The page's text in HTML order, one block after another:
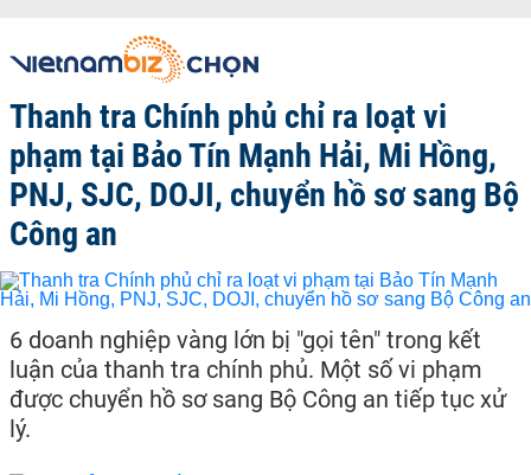
Thanh tra Chính phủ chỉ ra loạt vi
phạm tại Bảo Tín Mạnh Hải, Mi Hồng,
PNJ, SJC, DOJI, chuyển hồ sơ sang Bộ
Công an
6 doanh nghiệp vàng lớn bị "gọi tên" trong kết
luận của thanh tra chính phủ. Một số vi phạm
được chuyển hồ sơ sang Bộ Công an tiếp tục xử
lý.